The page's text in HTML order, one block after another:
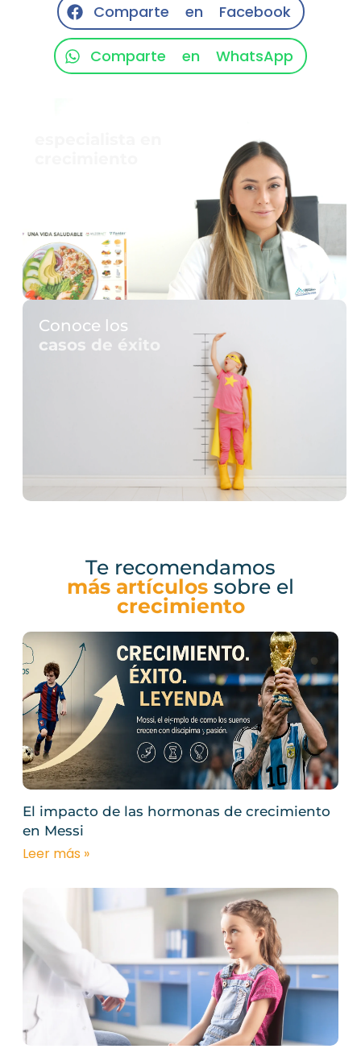
Comparte en Facebook
Comparte en WhatsApp
Conoce los
casos de éxito
Te recomendamos
más artículos sobre el
crecimiento
El impacto de las hormonas de crecimiento
en Messi
Leer más »